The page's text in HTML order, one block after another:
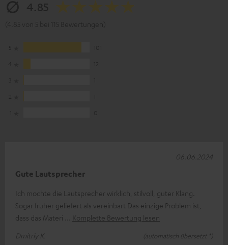
Gute Lautsprecher
Ich mochte die Lautsprecher wirklich, stilvoll, guter Klang.
Sogar früher geliefert als vereinbart Das einzige Problem ist,
dass das Materi
Komplette Bewertung lesen
Dmitriy K.
(automatisch übersetzt *)
06.06.2024